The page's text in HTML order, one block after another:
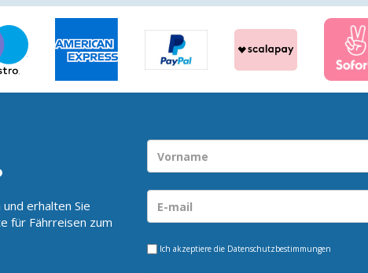
erhalten Sie
für Fährreisen zum
Ich akzeptiere die Datenschutzbestimmungen